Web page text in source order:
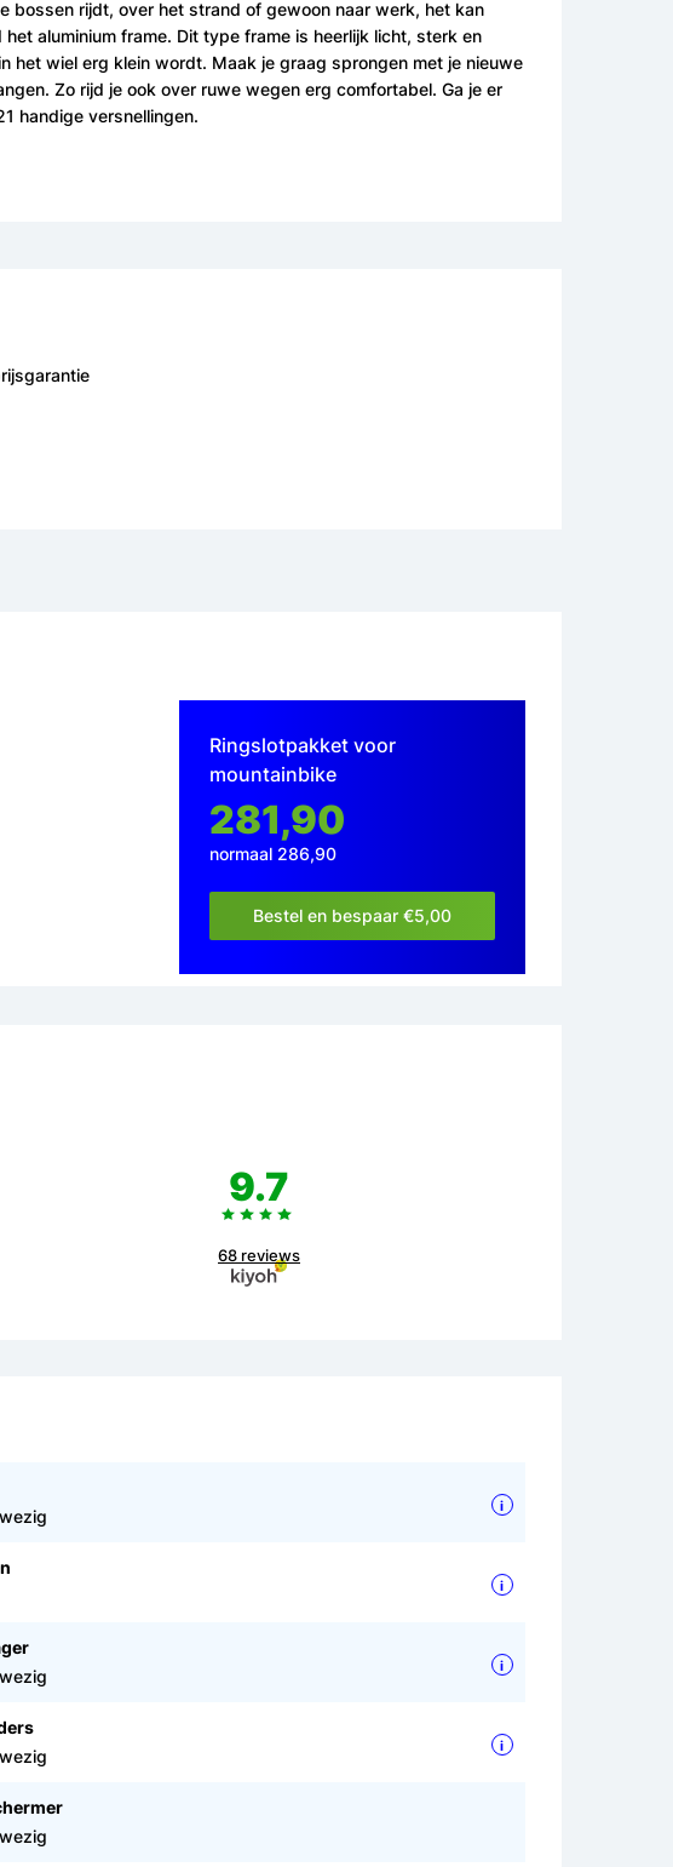
Ringslotpakket voor
mountainbike
281,90
normaal 286,90
Bestel en bespaar €5,00
bossen rijdt, over het strand of gewoon naar werk, het kan
aluminium frame. Dit type frame is heerlijk licht, sterk en
het wiel erg klein wordt. Maak je graag sprongen met je nieuwe
Zo rijd je ook over ruwe wegen erg comfortabel. Ga je er
handige versnellingen.
9.7
68 reviews
i
i
i
i